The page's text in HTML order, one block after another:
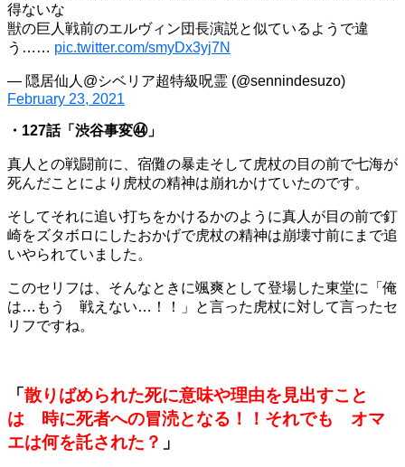
得ないな
獣の巨人戦前のエルヴィン団長演説と似ているようで違
う…… pic.twitter.com/smyDx3yj7N
— 隠居仙人@シベリア超特級呪霊 (@sennindesuzo)
February 23, 2021
・127話「渋谷事変㊹」
真人との戦闘前に、宿儺の暴走そして虎杖の目の前で七海が
死んだことにより虎杖の精神は崩れかけていたのです。
そしてそれに追い打ちをかけるかのように真人が目の前で釘
崎をズタボロにしたおかげで虎杖の精神は崩壊寸前にまで追
いやられていました。
このセリフは、そんなときに颯爽として登場した東堂に「俺
は…もう 戦えない…！！」と言った虎杖に対して言ったセ
リフですね。
「 散りばめられた死に意味や理由を見出すこと
は 時に死者への冒涜となる！！それでも オマ
エは何を託された？ 」